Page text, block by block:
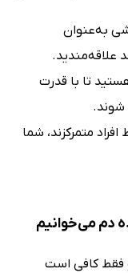
به‌عنوان
علاقه‌مندید.
تا با قدرت
شوند.
متمرکزند، شما
دم می‌خوانیم
فقط کافی است